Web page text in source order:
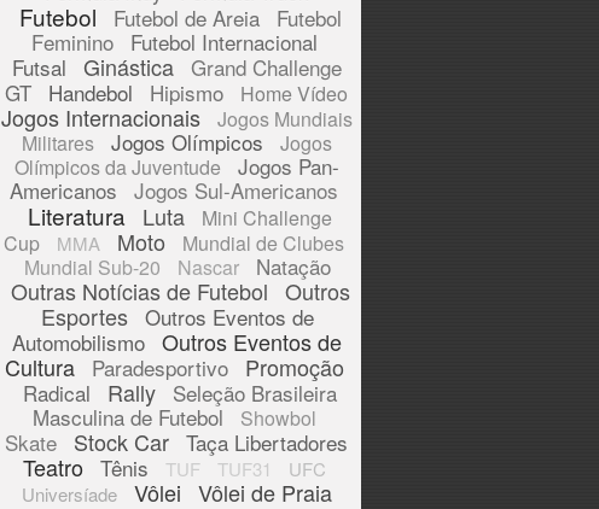
Futebol Futebol de Areia
Futebol
Feminino
Futebol Internacional
Futsal Ginástica Grand Challenge
GT Handebol Hipismo Home Vídeo
Jogos Internacionais
Jogos Mundiais
Militares
Jogos Olímpicos
Jogos
Olímpicos da Juventude
Jogos Pan-
Americanos Jogos Sul-Americanos
Literatura Luta
Mini Challenge
Cup
MMA Moto
Mundial de Clubes
Mundial Sub-20
Nascar Natação
Outras Notícias de Futebol Outros
Esportes Outros Eventos de
Automobilismo Outros Eventos de
Cultura
Paradesportivo Promoção
Radical Rally Seleção Brasileira
Masculina de Futebol
Showbol
Skate Stock Car Taça Libertadores
Teatro Tênis TUF TUF31
UFC
Universíade
Vôlei Vôlei de Praia